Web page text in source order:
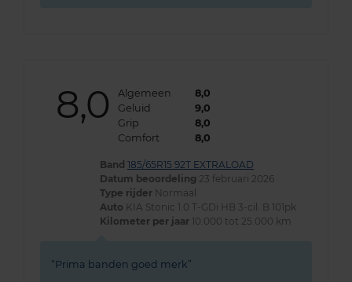
8,0 Algemeen
8,0
Geluid
9,0
Grip
8,0
Comfort
8,0
Band 185/65R15 92T EXTRALOAD
Datum beoordeling 23 februari 2026
Type rijder Normaal
Auto KIA Stonic 1.0 T-GDi HB 3-cil. B 101pk
Kilometer per jaar 10.000 tot 25.000 km
Prima banden goed merk